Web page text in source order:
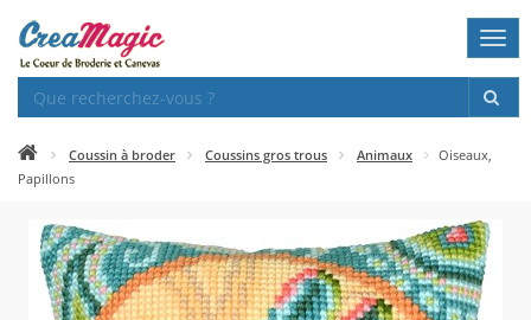
Coussin à broder Coussins gros trous Animaux
Oiseaux,
Papillons